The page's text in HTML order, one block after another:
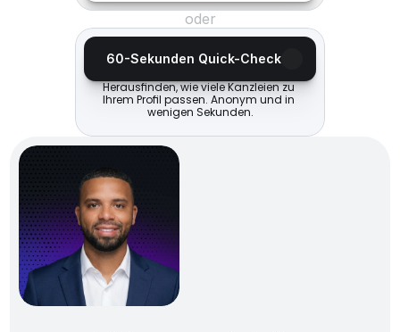
oder
60-Sekunden Quick-Check
Herausfinden, wie viele Kanzleien zu
Ihrem Profil passen. Anonym und in
wenigen Sekunden.